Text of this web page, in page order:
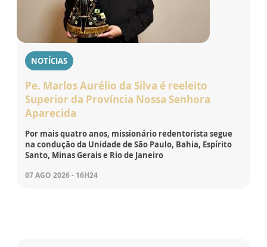
NOTÍCIAS
Pe. Marlos Aurélio da Silva é reeleito
Superior da Província Nossa Senhora
Aparecida
Por mais quatro anos, missionário redentorista segue
na condução da Unidade de São Paulo, Bahia, Espírito
Santo, Minas Gerais e Rio de Janeiro
07 AGO 2026 - 16H24